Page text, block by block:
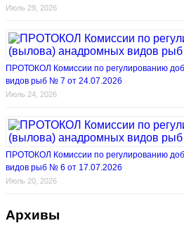
Июль 29, 2026
ПРОТОКОЛ Комиссии по регулированию
видов рыб № 7 от 24.07.2026
Июль 24, 2026
ПРОТОКОЛ Комиссии по регулированию
видов рыб № 6 от 17.07.2026
Июль 20, 2026
Архивы